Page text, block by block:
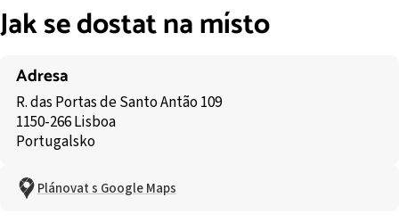
Jak se dostat na místo
Adresa
R. das Portas de Santo Antão 109
1150-266 Lisboa
Portugalsko
Plánovat s Google Maps